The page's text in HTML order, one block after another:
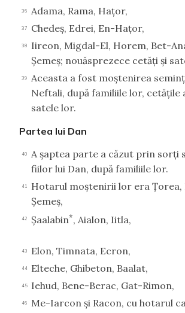
36 Adama, Rama, Haţor,
37 Chedeş, Edrei, En-Haţor,
38
Iireon, Migdal-El, Horem, Bet-
Şemeş; nouăsprezece cetăţi şi
39
Aceasta a fost moştenirea
Neftali, după familiile lor, cetăţile
satele lor.
Partea lui Dan
40
A şaptea parte a căzut prin sorţi
fiilor lui Dan, după familiile lor.
41
Hotarul moştenirii lor era Ţorea,
Şemeş,
42 Şaalabin*, Aialon, Iitla,
43 Elon, Timnata, Ecron,
44 Elteche, Ghibeton, Baalat,
45 Iehud, Bene-Berac, Gat-Rimon,
46
Me-Iarcon şi Racon, cu hotarul